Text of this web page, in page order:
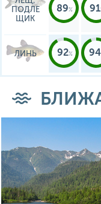
ПОДЛЕ
ЩИК
89 91
ЛИНЬ 92 94